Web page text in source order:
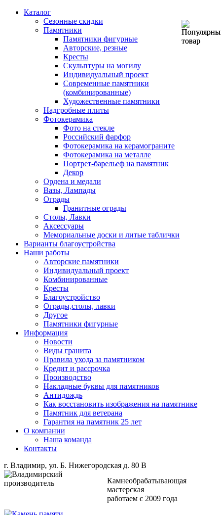
Каталог
Сезонные скидки
Памятники
Памятники фигурные
Авторские, резные
Кресты
Скульптуры на могилу
Индивидуальный проект
Современные памятники
(комбинированные)
Художественные памятники
Надгробные плиты
Фотокерамика
Фото на стекле
Российский фарфор
Фотокерамика на керамограните
Фотокерамика на металле
Портрет-барельеф на памятник
Декор
Ордена и медали
Вазы, Лампады
Ограды
Гранитные ограды
Столы, Лавки
Аксессуары
Мемориальные доски и литые таблички
Варианты благоустройства
Наши работы
Авторские памятники
Индивидуальный проект
Комбинированные
Кресты
Благоустройство
Ограды,столы, лавки
Другое
Памятники фигурные
Информация
Новости
Виды гранита
Правила ухода за памятником
Кредит и рассрочка
Производство
Накладные буквы для памятников
Антидождь
Как восстановить изображения на памятнике
Памятник для ветерана
Гарантия на памятник 25 лет
О компании
Наша команда
Контакты
г. Владимир, ул. Б. Нижегородская д. 80 В
Камнеобрабатывающая
мастерская
работаем с 2009 года